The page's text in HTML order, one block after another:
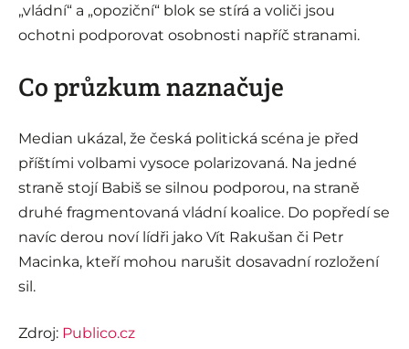
„vládní“ a „opoziční“ blok se stírá a voliči jsou
ochotni podporovat osobnosti napříč stranami.
Co průzkum naznačuje
Median ukázal, že česká politická scéna je před
příštími volbami vysoce polarizovaná. Na jedné
straně stojí Babiš se silnou podporou, na straně
druhé fragmentovaná vládní koalice. Do popředí se
navíc derou noví lídři jako Vít Rakušan či Petr
Macinka, kteří mohou narušit dosavadní rozložení
sil.
Zdroj: Publico.cz